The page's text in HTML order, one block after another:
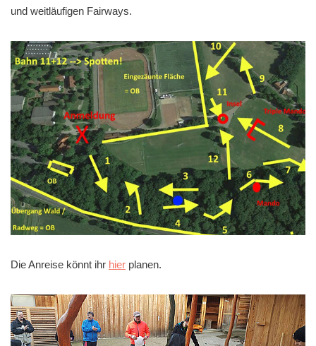
und weitläufigen Fairways.
Die Anreise könnt ihr hier planen.